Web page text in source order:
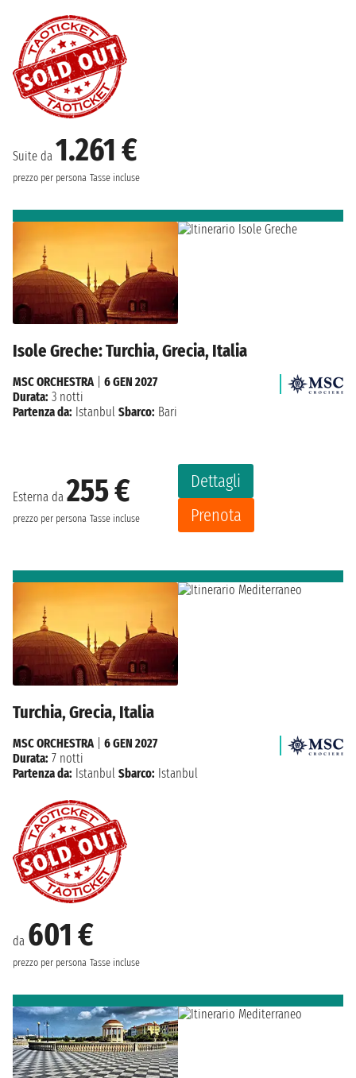
Suite da 1.261 €
prezzo per persona Tasse incluse
Isole Greche: Turchia, Grecia, Italia
Esterna da 255 €
prezzo per persona Tasse incluse
Dettagli
Prenota
MSC ORCHESTRA| 6 GEN 2027
Durata: 3 notti
Partenza da: Istanbul Sbarco: Bari
Turchia, Grecia, Italia
da 601 €
prezzo per persona Tasse incluse
MSC ORCHESTRA
6 GEN 2027
Durata: 7 notti
Partenza da: Istanbul Sbarco: Istanbul